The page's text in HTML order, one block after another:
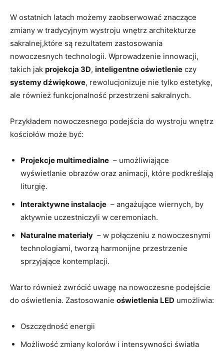
W ostatnich latach możemy zaobserwować znaczące⁣
zmiany w tradycyjnym ⁢wystroju wnętrz architekturze‌
sakralnej,które są rezultatem zastosowania
nowoczesnych ⁢technologii. Wprowadzenie innowacji,
takich jak projekcja 3D, inteligentne‍ oświetlenie czy
systemy dźwiękowe, rewolucjonizuje ‍nie​ tylko estetykę,
ale również funkcjonalność​ przestrzeni sakralnych.
Przykładem nowoczesnego podejścia do wystroju wnętrz
kościołów może być:
Projekcje multimedialne ⁣ – umożliwiające
wyświetlanie obrazów⁣ oraz animacji, które podkreślają
liturgię.
Interaktywne instalacje ‌ – angażujące wiernych, by
aktywnie uczestniczyli w ceremoniach.
Naturalne materiały ​ – w połączeniu ⁢z nowoczesnymi
technologiami, ‍tworzą harmonijne przestrzenie
sprzyjające ⁣kontemplacji.
Warto również zwrócić uwagę na nowoczesne​ podejście
do oświetlenia. Zastosowanie oświetlenia ⁢LED umożliwia:
Oszczędność energii
Możliwość zmiany kolorów i intensywności światła